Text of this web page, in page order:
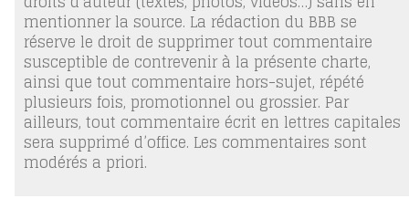
mentionner la source. La rédaction du BBB se
réserve le droit de supprimer tout commentaire
susceptible de contrevenir à la présente charte,
ainsi que tout commentaire hors-sujet, répété
plusieurs fois, promotionnel ou grossier. Par
ailleurs, tout commentaire écrit en lettres capitales
sera supprimé d’office. Les commentaires sont
modérés a priori.